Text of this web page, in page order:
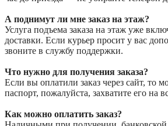
А поднимут ли мне заказ на этаж?
Услуга подъема заказа на этаж уже
доставки. Если курьер просит у вас
звоните в службу поддержки.
Что нужно для получения заказа?
Если вы оплатили заказ через сайт, то
паспорт, пожалуйста, захватите его на
Как можно оплатить заказ?